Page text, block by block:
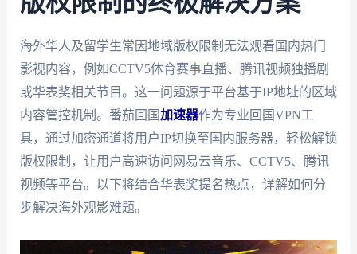
海外华人及留学生常因地域版权限制无法观看国内热门
影视内容，例如CCTV5体育赛事直播、腾讯视频独播剧
或华表奖相关节目。这一问题源于平台基于IP地址的区域
内容管控机制。番茄回国加速器作为专业回国VPN工
具，通过加密通道将用户IP切换至国内服务器，轻松解锁
版权限制，让用户高速访问网易云音乐、CCTV5、腾讯
视频等平台。以下将结合华表奖提名热点，详解如何分
步解决海外观影难题。